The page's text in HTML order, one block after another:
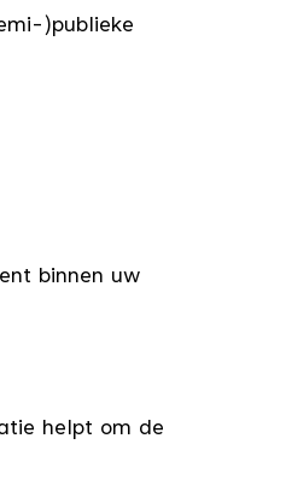
)publieke
binnen uw
helpt om de